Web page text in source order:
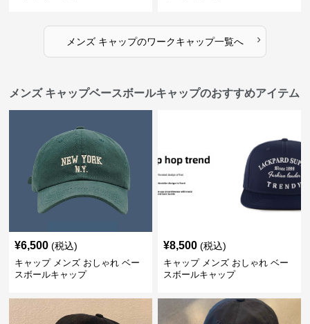
メンズ キャップのワークキャップ一覧へ ›
メンズ キャップベースボールキャップのおすすめアイテム
¥6,500 (税込)
キャップ メンズ おしゃれ ベー
スボールキャップ
¥8,500 (税込)
キャップ メンズ おしゃれ ベー
スボールキャップ